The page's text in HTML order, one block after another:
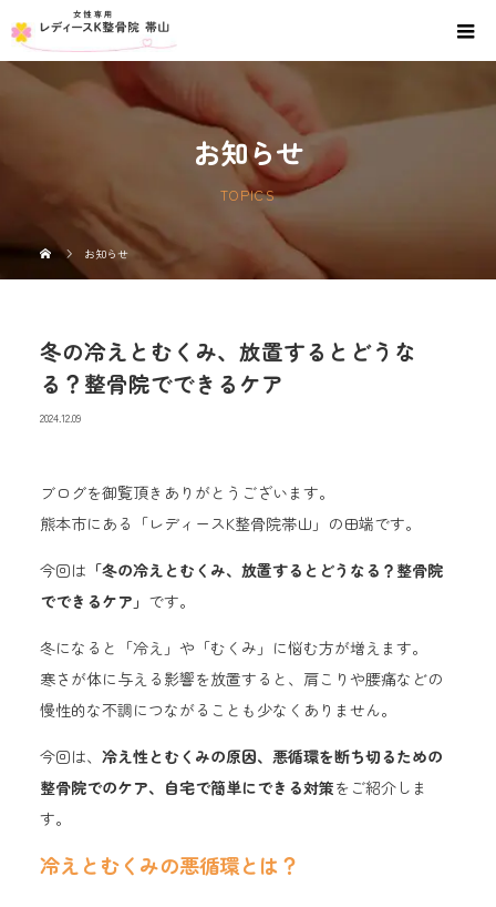
お知らせ
TOPICS
お知らせ
冬の冷えとむくみ、放置するとどうな
る？整骨院でできるケア
2024.12.09
ブログを御覧頂きありがとうございます。
熊本市にある「レディースK整骨院帯山」の田端です。
今回は 「冬の冷えとむくみ、放置するとどうなる？整骨院
でできるケア」 です。
冬になると「冷え」や「むくみ」に悩む方が増えます。
寒さが体に与える影響を放置すると、肩こりや腰痛などの
慢性的な不調につながることも少なくありません。
今回は、 冷え性とむくみの原因、悪循環を断ち切るための
整骨院でのケア、自宅で簡単にできる対策をご紹介しま
す。
冷えとむくみの悪循環とは？